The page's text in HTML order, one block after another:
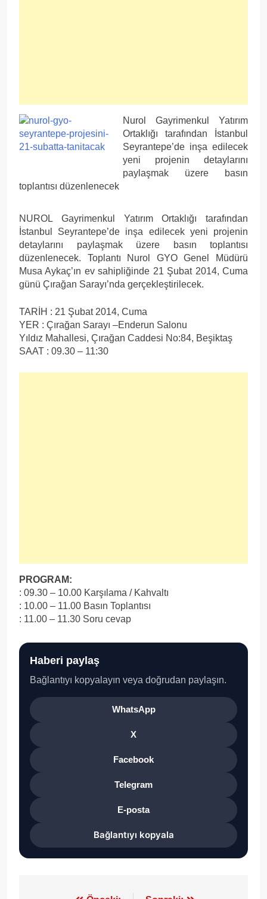
Nurol Gayrimenkul Yatırım
Ortaklığı tarafından İstanbul
Seyrantepe’de inşa edilecek
yeni projenin detaylarını
paylaşmak üzere basın
toplantısı düzenlenecek
NUROL Gayrimenkul Yatırım Ortaklığı tarafından
İstanbul Seyrantepe’de inşa edilecek yeni projenin
detaylarını paylaşmak üzere basın toplantısı
düzenlenecek. Toplantı Nurol GYO Genel Müdürü
Musa Aykaç’ın ev sahipliğinde 21 Şubat 2014, Cuma
günü Çırağan Sarayı’nda gerçekleştirilecek.
TARİH : 21 Şubat 2014, Cuma
YER : Çırağan Sarayı –Enderun Salonu
Yıldız Mahallesi, Çırağan Caddesi No:84, Beşiktaş
SAAT : 09.30 – 11:30
PROGRAM:
: 09.30 – 10.00 Karşılama / Kahvaltı
: 10.00 – 11.00 Basın Toplantısı
: 11.00 – 11.30 Soru cevap
Haberi paylaş
Bağlantıyı kopyalayın veya doğrudan paylaşın.
WhatsApp
X
Facebook
Telegram
E-posta
Bağlantıyı kopyala